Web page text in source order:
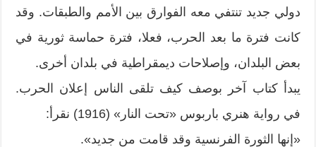
دولي جديد تنتفي معه الفوارق بين الأمم والطبقات. وقد
كانت فترة ما بعد الحرب، فعلا، فترة حماسة ثورية في
بعض البلدان، وإصلاحات ديمقراطية في بلدان أخرى.
يبدأ كتاب آخر بوصف كيف تلقى الناس إعلان الحرب.
في رواية هنري باربوس «تحت النار» (1916) نقرأ:
«إنها الثورة الفرنسية وقد قامت من جديد».